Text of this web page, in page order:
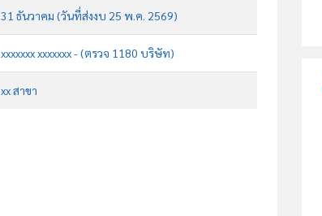
31 ธันวาคม (วันที่ส่งงบ 25 พ.ค. 2569)
xxxxxxx xxxxxxx - (ตรวจ 1180 บริษัท)
xx สาขา